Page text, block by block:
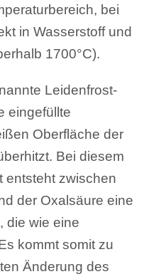
bei
in Wasserstoff und
1700°C).
Leidenfrost-
eingefüllte
Oberfläche der
Bei diesem
entsteht zwischen
der Oxalsäure eine
die wie eine
kommt somit zu
Änderung des